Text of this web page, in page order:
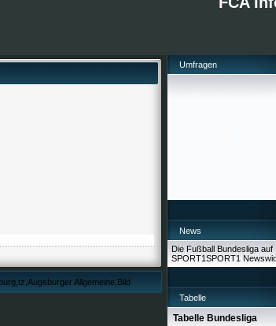
Allgemeine,Bild
Umfragen
News
Die Fußball Bundesliga auf
SPORT1SPORT1
Tabelle
Tabelle Bundesliga